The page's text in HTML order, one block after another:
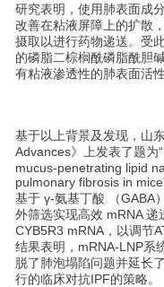
研究表明，使用肺表面成
改善在粘液屏障上的扩散
摄取以进行药物递送。受
的磷脂二棕榈酰磷脂酰胆
有粘液渗透性的肺表面活
基于以上背景及发现，山
Advances》上发表了题为
mucus-penetrating lipid
pulmonary fibrosis in
基于 γ-氨基丁酸 （GABA
外筛选实现高效 mRNA
CYB5R3 mRNA，以调节
结果表明，mRNA-LNP系
脱了肺泡塌陷问题并延长
行的临床对抗IPF的策略。